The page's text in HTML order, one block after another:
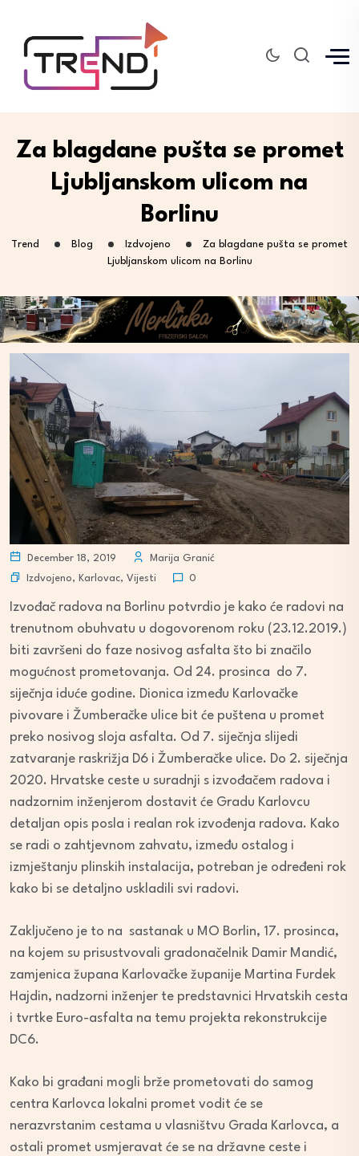
Za blagdane pušta se promet
Ljubljanskom ulicom na
Borlinu
Trend Blog Izdvojeno
Za blagdane pušta se promet
Ljubljanskom ulicom na Borlinu
December 18, 2019
Marija Granić
Izdvojeno, Karlovac, Vijesti 0
Izvođač radova na Borlinu potvrdio je kako će radovi na
trenutnom obuhvatu u dogovorenom roku (23.12.2019.)
biti završeni do faze nosivog asfalta što bi značilo
mogućnost prometovanja. Od 24. prosinca do 7.
siječnja iduće godine. Dionica između Karlovačke
pivovare i Žumberačke ulice bit će puštena u promet
preko nosivog sloja asfalta. Od 7. siječnja slijedi
zatvaranje raskrižja D6 i Žumberačke ulice. Do 2. siječnja
2020. Hrvatske ceste u suradnji s izvođačem radova i
nadzornim inženjerom dostavit će Gradu Karlovcu
detaljan opis posla i realan rok izvođenja radova. Kako
se radi o zahtjevnom zahvatu, između ostalog i
izmještanju plinskih instalacija, potreban je određeni rok
kako bi se detaljno uskladili svi radovi.
Zaključeno je to na sastanak u MO Borlin, 17. prosinca,
na kojem su prisustvovali gradonačelnik Damir Mandić,
zamjenica župana Karlovačke županije Martina Furdek
Hajdin, nadzorni inženjer te predstavnici Hrvatskih cesta
i tvrtke Euro-asfalta na temu projekta rekonstrukcije
DC6.
Kako bi građani mogli brže prometovati do samog
centra Karlovca lokalni promet vodit će se
nerazvrstanim cestama u vlasništvu Grada Karlovca, a
ostali promet usmjeravat će se na državne ceste i